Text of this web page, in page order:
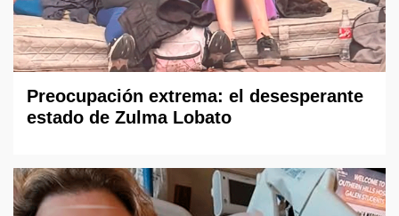
Preocupación extrema: el desesperante
estado de Zulma Lobato